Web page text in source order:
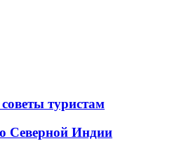
туристам
Северной Индии